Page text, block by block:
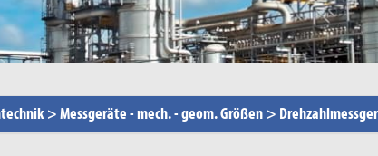
>Messgeräte - mech. - geom. Größen >